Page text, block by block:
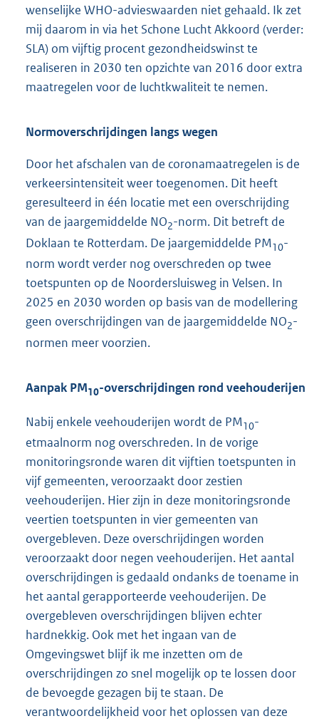
wenselijke WHO-advieswaarden niet gehaald. Ik zet
mij daarom in via het Schone Lucht Akkoord (verder:
SLA) om vijftig procent gezondheidswinst te
realiseren in 2030 ten opzichte van 2016 door extra
maatregelen voor de luchtkwaliteit te nemen.
Normoverschrijdingen langs wegen
Door het afschalen van de coronamaatregelen is de
verkeersintensiteit weer toegenomen. Dit heeft
geresulteerd in één locatie met een overschrijding
van de jaargemiddelde NO2-norm. Dit betreft de
Doklaan te Rotterdam. De jaargemiddelde PM10-
norm wordt verder nog overschreden op twee
toetspunten op de Noordersluisweg in Velsen. In
2025 en 2030 worden op basis van de modellering
geen overschrijdingen van de jaargemiddelde NO2-
normen meer voorzien.
Aanpak PM10-overschrijdingen rond veehouderijen
Nabij enkele veehouderijen wordt de PM10-
etmaalnorm nog overschreden. In de vorige
monitoringsronde waren dit vijftien toetspunten in
vijf gemeenten, veroorzaakt door zestien
veehouderijen. Hier zijn in deze monitoringsronde
veertien toetspunten in vier gemeenten van
overgebleven. Deze overschrijdingen worden
veroorzaakt door negen veehouderijen. Het aantal
overschrijdingen is gedaald ondanks de toename in
het aantal gerapporteerde veehouderijen. De
overgebleven overschrijdingen blijven echter
hardnekkig. Ook met het ingaan van de
Omgevingswet blijf ik me inzetten om de
overschrijdingen zo snel mogelijk op te lossen door
de bevoegde gezagen bij te staan. De
verantwoordelijkheid voor het oplossen van deze